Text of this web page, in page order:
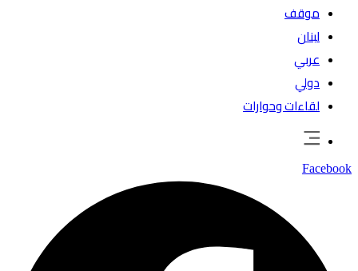
موقف
لبنان
عربي
دولي
لقاءات وحوارات
Facebook